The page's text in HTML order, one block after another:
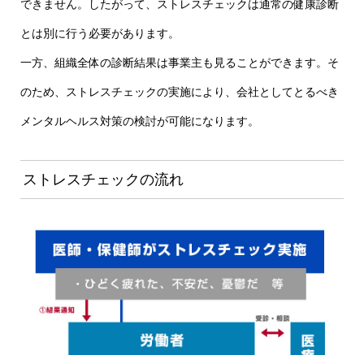
できません。したがって、ストレスチェックは通常の健康診断
とは別に行う必要があります。
一方、組織全体の診断結果は事業主も見ることができます。そ
のため、ストレスチェックの実施により、会社としてとるべき
メンタルヘルス対策の検討が可能になります。
ストレスチェックの流れ